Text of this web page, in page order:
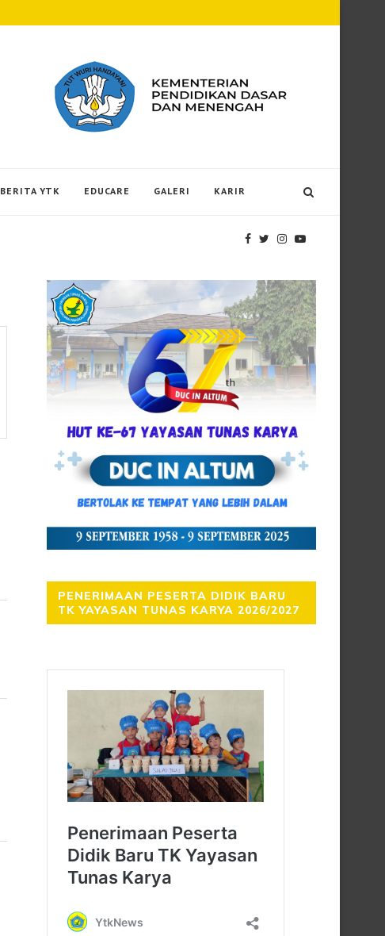
BERITA YTK EDUCARE GALERI KARIR
PENERIMAAN PESERTA DIDIK BARU
TK YAYASAN TUNAS KARYA 2026/2027